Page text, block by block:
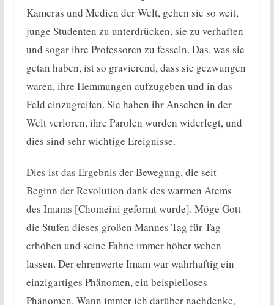
Kameras und Medien der Welt, gehen sie so weit,
junge Studenten zu unterdrücken, sie zu verhaften
und sogar ihre Professoren zu fesseln. Das, was sie
getan haben, ist so gravierend, dass sie gezwungen
waren, ihre Hemmungen aufzugeben und in das
Feld einzugreifen. Sie haben ihr Ansehen in der
Welt verloren, ihre Parolen wurden widerlegt, und
dies sind sehr wichtige Ereignisse.
Dies ist das Ergebnis der Bewegung, die seit
Beginn der Revolution dank des warmen Atems
des Imams [Chomeini geformt wurde]. Möge Gott
die Stufen dieses großen Mannes Tag für Tag
erhöhen und seine Fahne immer höher wehen
lassen. Der ehrenwerte Imam war wahrhaftig ein
einzigartiges Phänomen, ein beispielloses
Phänomen. Wann immer ich darüber nachdenke,